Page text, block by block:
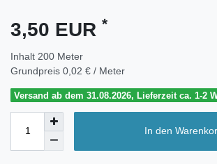
3,50 EUR *
Inhalt 200 Meter
Grundpreis 0,02 € / Meter
Versand ab dem 31.08.2026, Lieferzeit ca. 1-2
In den